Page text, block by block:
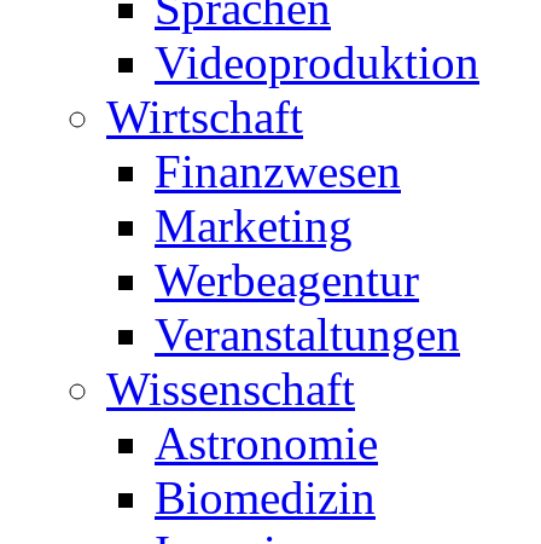
Videoproduktion
Wirtschaft
Finanzwesen
Marketing
Werbeagentur
Veranstaltungen
Wissenschaft
Astronomie
Biomedizin